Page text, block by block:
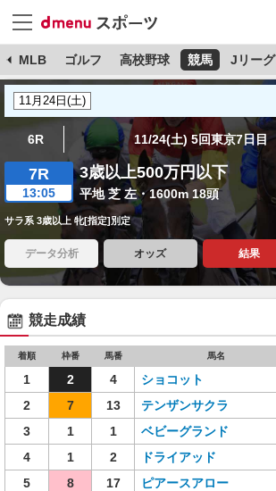
MLB ゴルフ 高校野球 競馬 Jリーグ
6R 11/24(土) 5回東京7日目
7R
13:05
3歳以上500万円以下
平地 芝 左・1600m 18頭
サラ系 3歳以上 牝[指定]別定
データ分析 オッズ 結果
競走成績
着順 枠番 馬番 馬名
1 2 4 ショコット
2
7 13 テンザンサクラ
3
1 1 ベビーグランド
4
1 2 ドライアッド
5
8 17 ピアースアロー